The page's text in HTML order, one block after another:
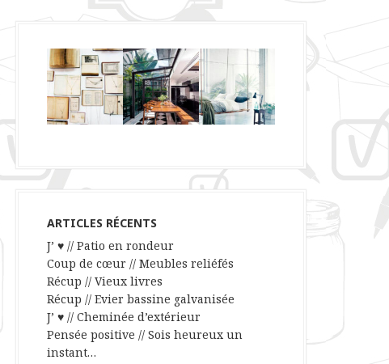
ARTICLES RÉCENTS
J’ ♥ // Patio en rondeur
Coup de cœur // Meubles reliéfés
Récup // Vieux livres
Récup // Evier bassine galvanisée
J’ ♥ // Cheminée d’extérieur
Pensée positive // Sois heureux un
instant…